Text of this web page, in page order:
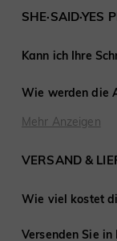
SHE·SAID·YES
Kann ich Ihre
Obwohl wir keine
sind wir erfahren
arbeiten und
Hochzeiten auf
Wie werden die
Bei
Schmuck von uns
Mehr Anzeigen
VERSAND &
Wie viel kostet
Wir bieten
Versenden Sie